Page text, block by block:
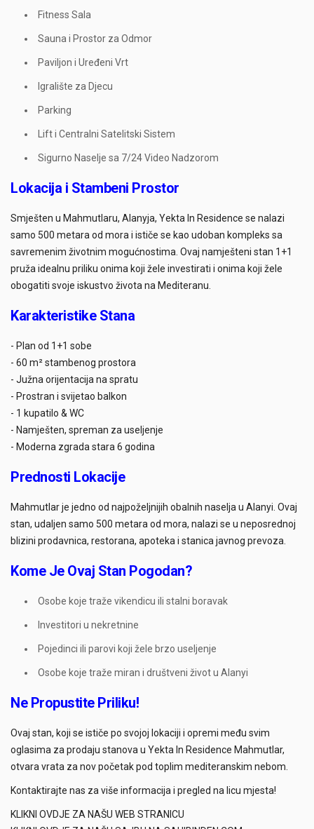
Fitness Sala
Sauna i Prostor za Odmor
Paviljon i Uređeni Vrt
Igralište za Djecu
Parking
Lift i Centralni Satelitski Sistem
Sigurno Naselje sa 7/24 Video Nadzorom
Lokacija i Stambeni Prostor
Smješten u Mahmutlaru, Alanyja, Yekta In Residence se nalazi
samo 500 metara od mora i ističe se kao udoban kompleks sa
savremenim životnim mogućnostima. Ovaj namješteni stan 1+1
pruža idealnu priliku onima koji žele investirati i onima koji žele
obogatiti svoje iskustvo života na Mediteranu.
Karakteristike Stana
- Plan od 1+1 sobe
- 60 m² stambenog prostora
- Južna orijentacija na spratu
- Prostran i svijetao balkon
- 1 kupatilo & WC
- Namješten, spreman za useljenje
- Moderna zgrada stara 6 godina
Prednosti Lokacije
Mahmutlar je jedno od najpoželjnijih obalnih naselja u Alanyi. Ovaj
stan, udaljen samo 500 metara od mora, nalazi se u neposrednoj
blizini prodavnica, restorana, apoteka i stanica javnog prevoza.
Kome Je Ovaj Stan Pogodan?
Osobe koje traže vikendicu ili stalni boravak
Investitori u nekretnine
Pojedinci ili parovi koji žele brzo useljenje
Osobe koje traže miran i društveni život u Alanyi
Ne Propustite Priliku!
Ovaj stan, koji se ističe po svojoj lokaciji i opremi među svim
oglasima za prodaju stanova u Yekta In Residence Mahmutlar,
otvara vrata za nov početak pod toplim mediteranskim nebom.
Kontaktirajte nas za više informacija i pregled na licu mjesta!
KLIKNI OVDJE ZA NAŠU WEB STRANICU